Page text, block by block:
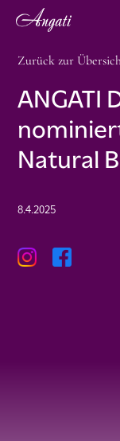
Zurück zur
ANGATI
Natural
8.4.2025